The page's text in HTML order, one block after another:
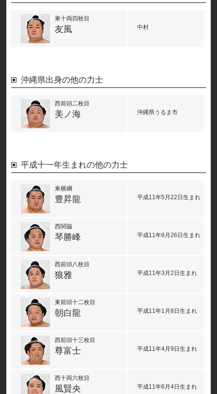
東十両四枚目
友風 中村
沖縄県出身の他の力士
西前頭二枚目
美ノ海 沖縄県うるま市
平成十一年生まれの他の力士
東横綱
豊昇龍 平成11年5月22日生まれ
西関脇
琴勝峰 平成11年8月26日生まれ
西前頭八枚目
狼雅 平成11年3月2日生まれ
東前頭十二枚目
朝白龍 平成11年1月8日生まれ
西前頭十三枚目
尊富士 平成11年4月9日生まれ
西十両六枚目
風賢央 平成11年6月4日生まれ